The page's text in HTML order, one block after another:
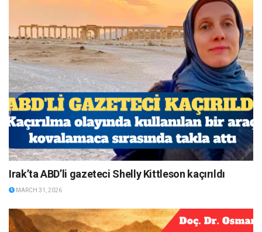
Irak’ta ABD’li gazeteci Shelly Kittleson kaçırıldı
MARCH 31, 2026